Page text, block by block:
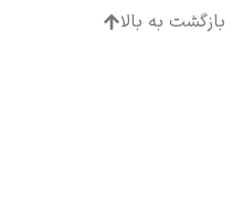
بازگشت به بالا